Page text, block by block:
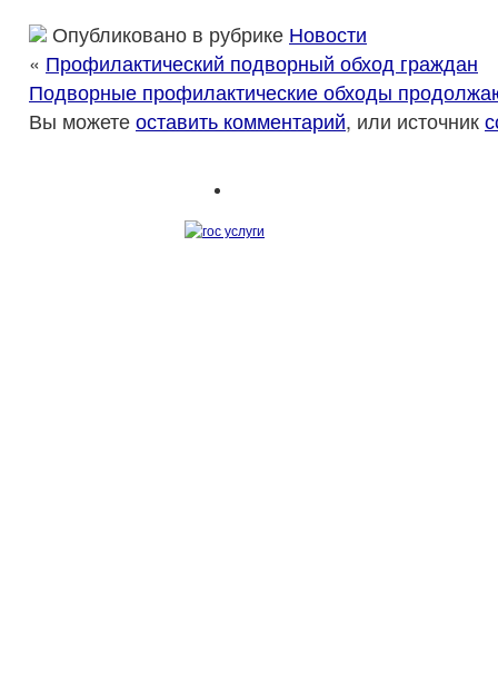
Опубликовано в рубрике Новости
« Профилактический подворный обход граждан
Подворные профилактические обходы
Вы можете оставить комментарий, или источник